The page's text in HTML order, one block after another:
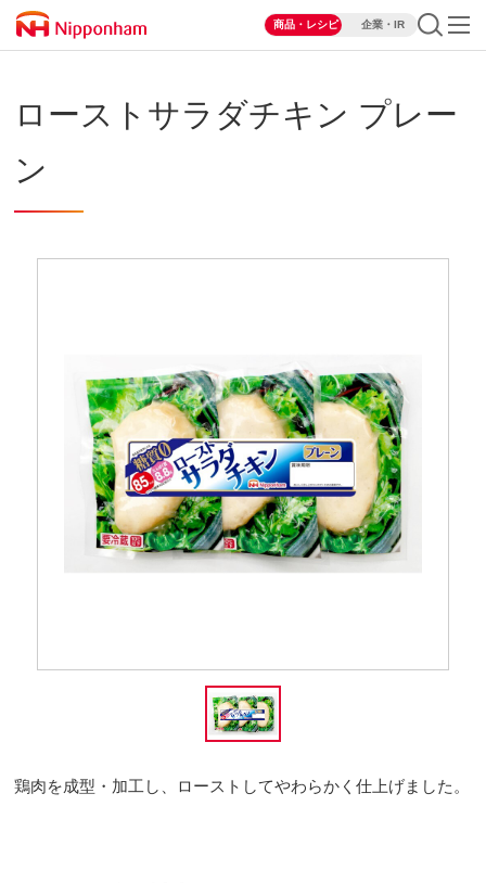
商品・レシピ 企業・IR
ローストサラダチキン プレー
ン
鶏肉を成型・加工し、ローストしてやわらかく仕上げました。